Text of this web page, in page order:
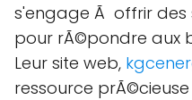
s'engage Ã offrir des
pour rÃ©pondre aux
Leur site web,
ressource